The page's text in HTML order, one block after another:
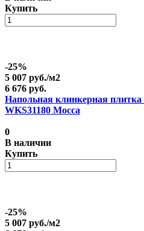
Купить
-25%
5 007 руб./м2
6 676 руб.
Напольная клинкерная
WKS31180 Mocca
0
В наличии
Купить
-25%
5 007 руб./м2